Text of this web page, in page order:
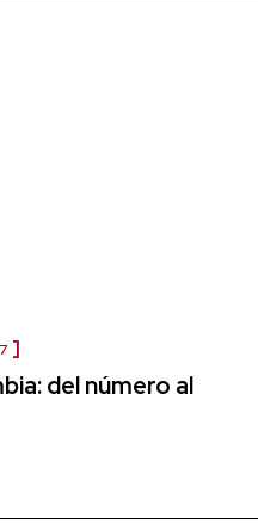
del número al